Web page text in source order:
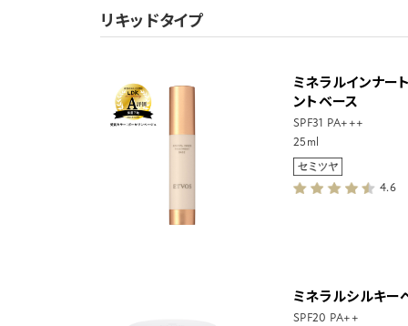
リキッドタイプ
ミネラルインナー
ントベース
SPF31 PA+++
25ml
4.6
ミネラルシルキー
SPF20 PA++